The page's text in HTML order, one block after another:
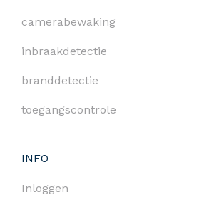
camerabewaking
inbraakdetectie
branddetectie
toegangscontrole
INFO
Inloggen